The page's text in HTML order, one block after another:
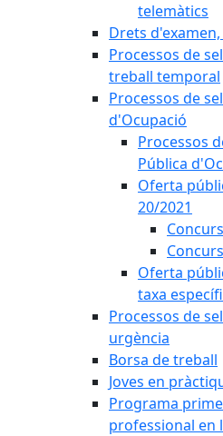
telemàtics
Drets
Processos de
treball temporal
Processos de
d'Ocupació
Processos
Pública
Oferta
20/2021
Oferta
taxa
Processos de
urgència
Borsa de treball
Joves en
Programa
professional en